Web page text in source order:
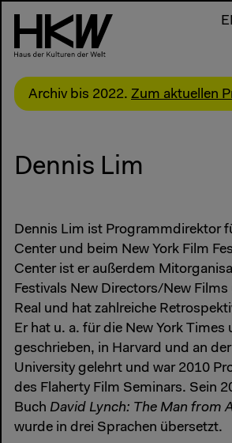
Archiv bis 2022. Zum aktuellen
Dennis Lim
Dennis Lim ist Programmdirektor
Center und beim New York Film
Center ist er außerdem
Festivals New Directors/New
Real und hat zahlreiche
Er hat u. a. für die New York
geschrieben, in Harvard und an
University gelehrt und war 2010
des Flaherty Film Seminars. Sein
Buch David Lynch: The Man from
wurde in drei Sprachen übersetzt.